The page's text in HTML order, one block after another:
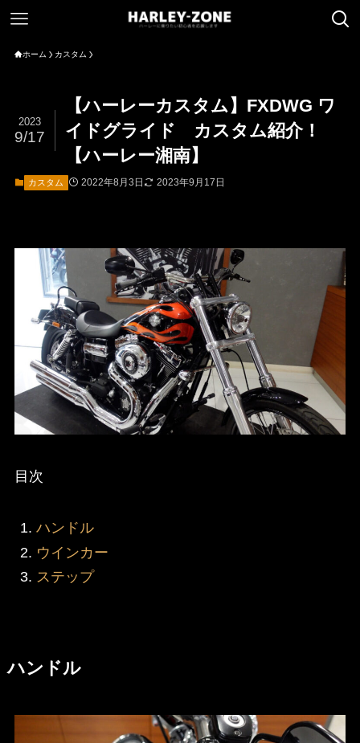
ホーム カスタム
【ハーレーカスタム】FXDWG ワ
イドグライド カスタム紹介！
【ハーレー湘南】
2023
9/17
カスタム 2022年8月3日 2023年9月17日
目次
ハンドル
ウインカー
ステップ
ハンドル